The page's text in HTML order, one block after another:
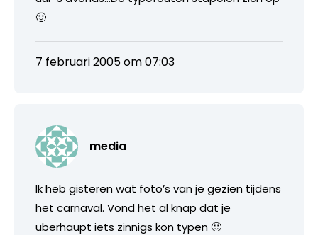
🙂
7 februari 2005 om 07:03
media
Ik heb gisteren wat foto’s van je gezien tijdens
het carnaval. Vond het al knap dat je
uberhaupt iets zinnigs kon typen 🙂